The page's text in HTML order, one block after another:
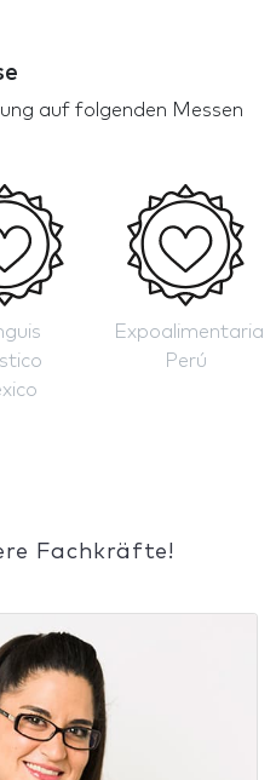
auf folgenden Messen
Expoalimentaria
Perú
Fachkräfte!